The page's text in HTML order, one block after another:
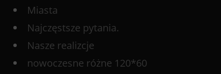
Miasta
Najczęstsze pytania.
Nasze realizcje
nowoczesne różne 120*60